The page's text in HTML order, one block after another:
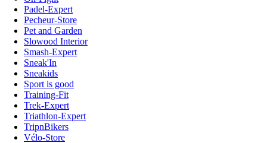
Padel-Expert
Pecheur-Store
Pet and Garden
Slowood Interior
Smash-Expert
Sneak'In
Sneakids
Sport is good
Training-Fit
Trek-Expert
Triathlon-Expert
TripnBikers
Vélo-Store